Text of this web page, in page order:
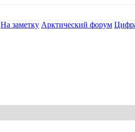
На заметку Арктический форум